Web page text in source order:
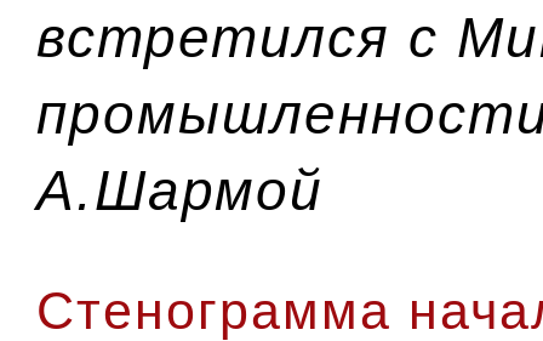
встретился с
А.Шармой
Стенограмма